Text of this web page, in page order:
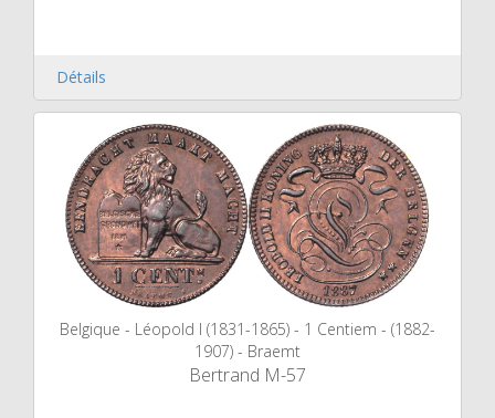
Détails
Belgique - Léopold I (1831-1865) - 1 Centiem - (1882-
1907) - Braemt
Bertrand M-57